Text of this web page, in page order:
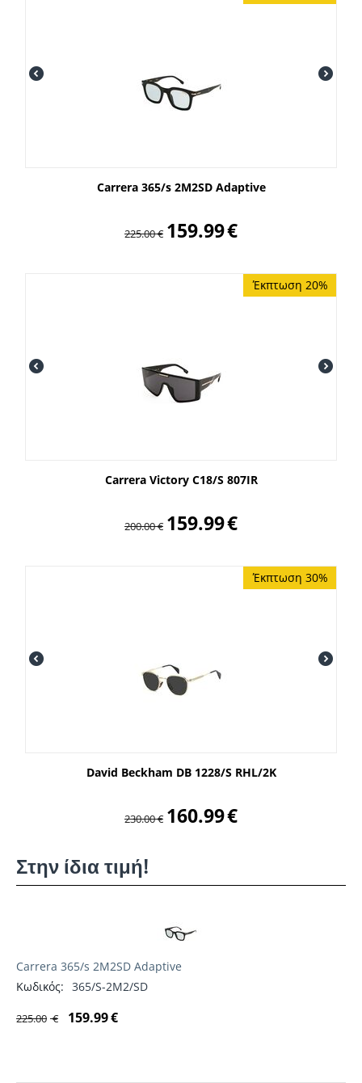
Carrera 365/s 2M2SD Adaptive
225.00€ 159.99€
Έκπτωση 20%
Carrera Victory C18/S 807IR
200.00€ 159.99€
Έκπτωση 30%
David Beckham DB 1228/S RHL/2K
230.00€ 160.99€
Στην ίδια τιμή!
Carrera 365/s 2M2SD Adaptive
Κωδικός: 365/S-2M2/SD
225.00 € 159.99€